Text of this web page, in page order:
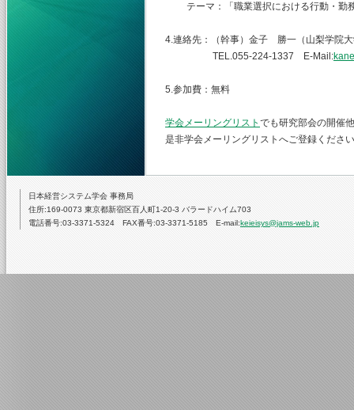
テーマ：「職業選択における行動・勤
4.連絡先：（幹事）金子 勝一（山梨学院
TEL.055-224-1337 E-Mail:
5.参加費：無料
学会メーリングリスト でも研究部会の開催
是非学会メーリングリストへご登録くださ
日本経営システム学会 事務局
住所:169-0073 東京都新宿区百人町1-20-3 バラードハイム703
電話番号:03-3371-5324 FAX番号:03-3371-5185 E-mail:keieisys@jams-web.jp